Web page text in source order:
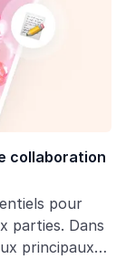
collaboration
pour
parties. Dans
principaux